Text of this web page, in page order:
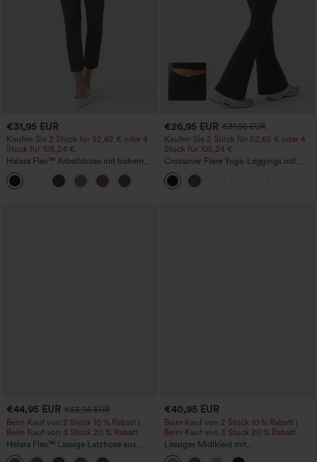
€31,95 EUR
Kaufen Sie 2 Stück für 52,62 € oder 4
Stück für 105,24 €.
Halara Flex™ Arbeitshose mit hohem
Bund, Taschen und konischem,
verkürztem Schnitt
€26,95 EUR €31,95 EUR
Kaufen Sie 2 Stück für 52,62 € oder 4
Stück für 105,24 €.
Crossover Flare Yoga-Leggings mit
hohem Bund
€44,95 EUR €53,95 EUR
Beim Kauf von 2 Stück 10 % Rabatt |
Beim Kauf von 3 Stück 20 % Rabatt
Halara Flex™ Lässige Latzhose aus
gewaschenem Denim mit
€40,95 EUR
Beim Kauf von 2 Stück 10 % Rabatt |
Beim Kauf von 3 Stück 20 % Rabatt
Lässiges Midikleid mit
Rundhalsausschnitt, integriertem BH,